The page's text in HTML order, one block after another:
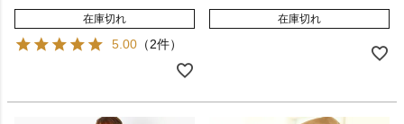
在庫切れ
5.00 （2件）
在庫切れ